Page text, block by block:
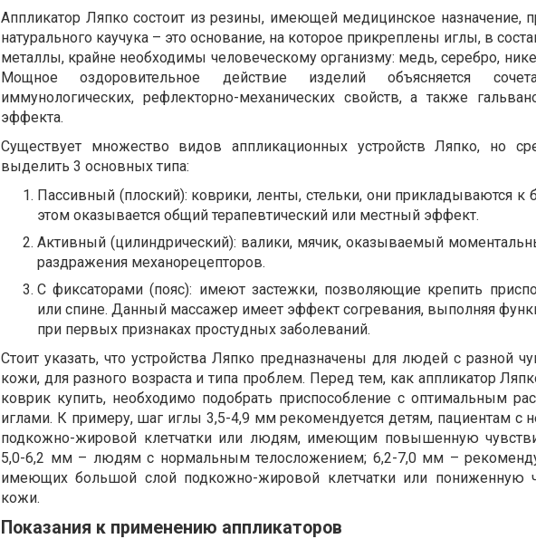
Аппликатор Ляпко состоит из резины, имеющей медицинское назначение,
натурального каучука – это основание, на которое прикреплены иглы, в
металлы, крайне необходимы человеческому организму: медь, серебро,
Мощное оздоровительное действие изделий объясняется
иммунологических, рефлекторно-механических свойств, а также
эффекта.
Существует множество видов аппликационных устройств Ляпко, но
выделить 3 основных типа:
Пассивный (плоский): коврики, ленты, стельки, они прикладываются к
этом оказывается общий терапевтический или местный эффект.
Активный (цилиндрический): валики, мячик, оказываемый
раздражения механорецепторов.
С фиксаторами (пояс): имеют застежки, позволяющие крепить
или спине. Данный массажер имеет эффект согревания, выполняя
при первых признаках простудных заболеваний.
Стоит указать, что устройства Ляпко предназначены для людей с разной
кожи, для разного возраста и типа проблем. Перед тем, как аппликатор
коврик купить, необходимо подобрать приспособление с оптимальным
иглами. К примеру, шаг иглы 3,5-4,9 мм рекомендуется детям, пациентам с
подкожно-жировой клетчатки или людям, имеющим повышенную
5,0-6,2 мм – людям с нормальным телосложением; 6,2-7,0 мм –
имеющих большой слой подкожно-жировой клетчатки или пониженную
кожи.
Показания к применению аппликаторов